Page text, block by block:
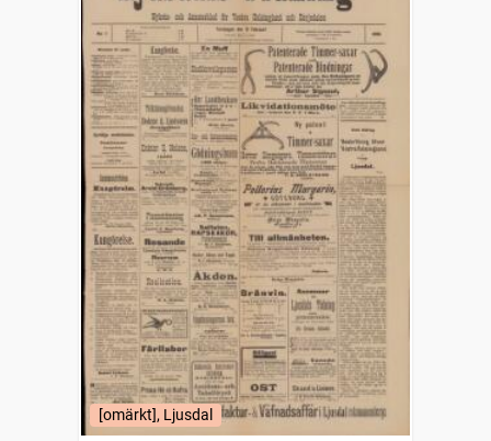
[omärkt], Ljusdal